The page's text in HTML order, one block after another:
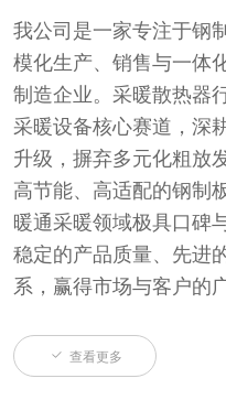
我公司是一家专注于钢
模化生产、销售与一体
制造企业。采暖散热器
采暖设备核心赛道，深
升级，摒弃多元化粗放
高节能、高适配的钢制
暖通采暖领域极具口碑
稳定的产品质量、先进
系，赢得市场与客户的
 查看更多